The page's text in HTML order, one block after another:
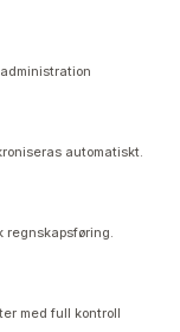
automatiskt.
regnskapsføring.
med full kontroll